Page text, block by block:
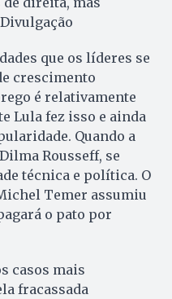
que os líderes se
crescimento
é relativamente
Lula fez isso e ainda
Quando a
Rousseff, se
técnica e política. O
Temer assumiu
o pato por
casos mais
fracassada